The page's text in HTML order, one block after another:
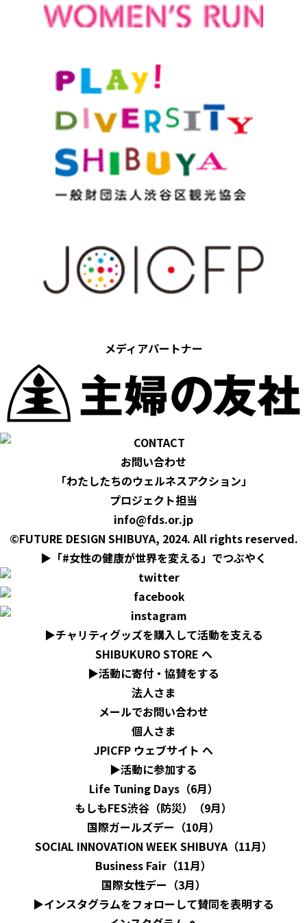
メディアパートナー
お問い合わせ
「わたしたちのウェルネスアクション」
プロジェクト担当
info@fds.or.jp
©FUTURE DESIGN SHIBUYA, 2024. All rights reserved.
▶︎「#女性の健康が世界を変える」でつぶやく
▶︎チャリティグッズを購入して活動を支える
SHIBUKURO STORE へ
▶︎活動に寄付・協賛をする
法人さま
メールでお問い合わせ
個人さま
JPICFP ウェブサイト へ
▶︎活動に参加する
Life Tuning Days（6月）
もしもFES渋谷（防災）（9月）
国際ガールズデー（10月）
SOCIAL INNOVATION WEEK SHIBUYA（11月）
Business Fair（11月）
国際女性デー（3月）
▶︎インスタグラムをフォローして賛同を表明する